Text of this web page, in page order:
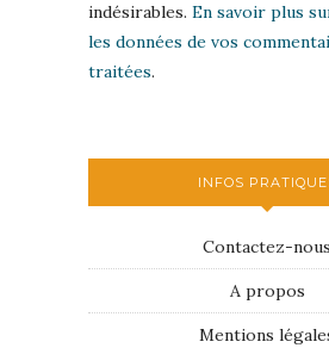
indésirables. En savoir plus
les données de vos
traitées.
INFOS
Contactez-nous
A propos
Mentions